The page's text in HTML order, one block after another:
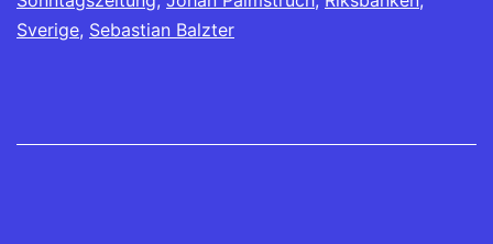
Sverige, Sebastian Balzter